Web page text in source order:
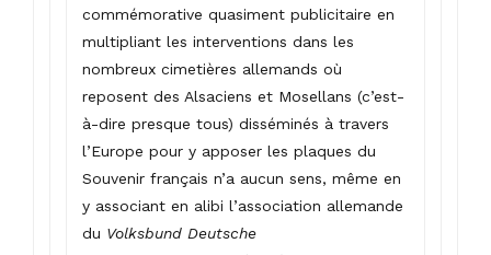
commémorative quasiment publicitaire en
multipliant les interventions dans les
nombreux cimetières allemands où
reposent des Alsaciens et Mosellans (c’est-
à-dire presque tous) disséminés à travers
l’Europe pour y apposer les plaques du
Souvenir français n’a aucun sens, même en
y associant en alibi l’association allemande
du Volksbund Deutsche